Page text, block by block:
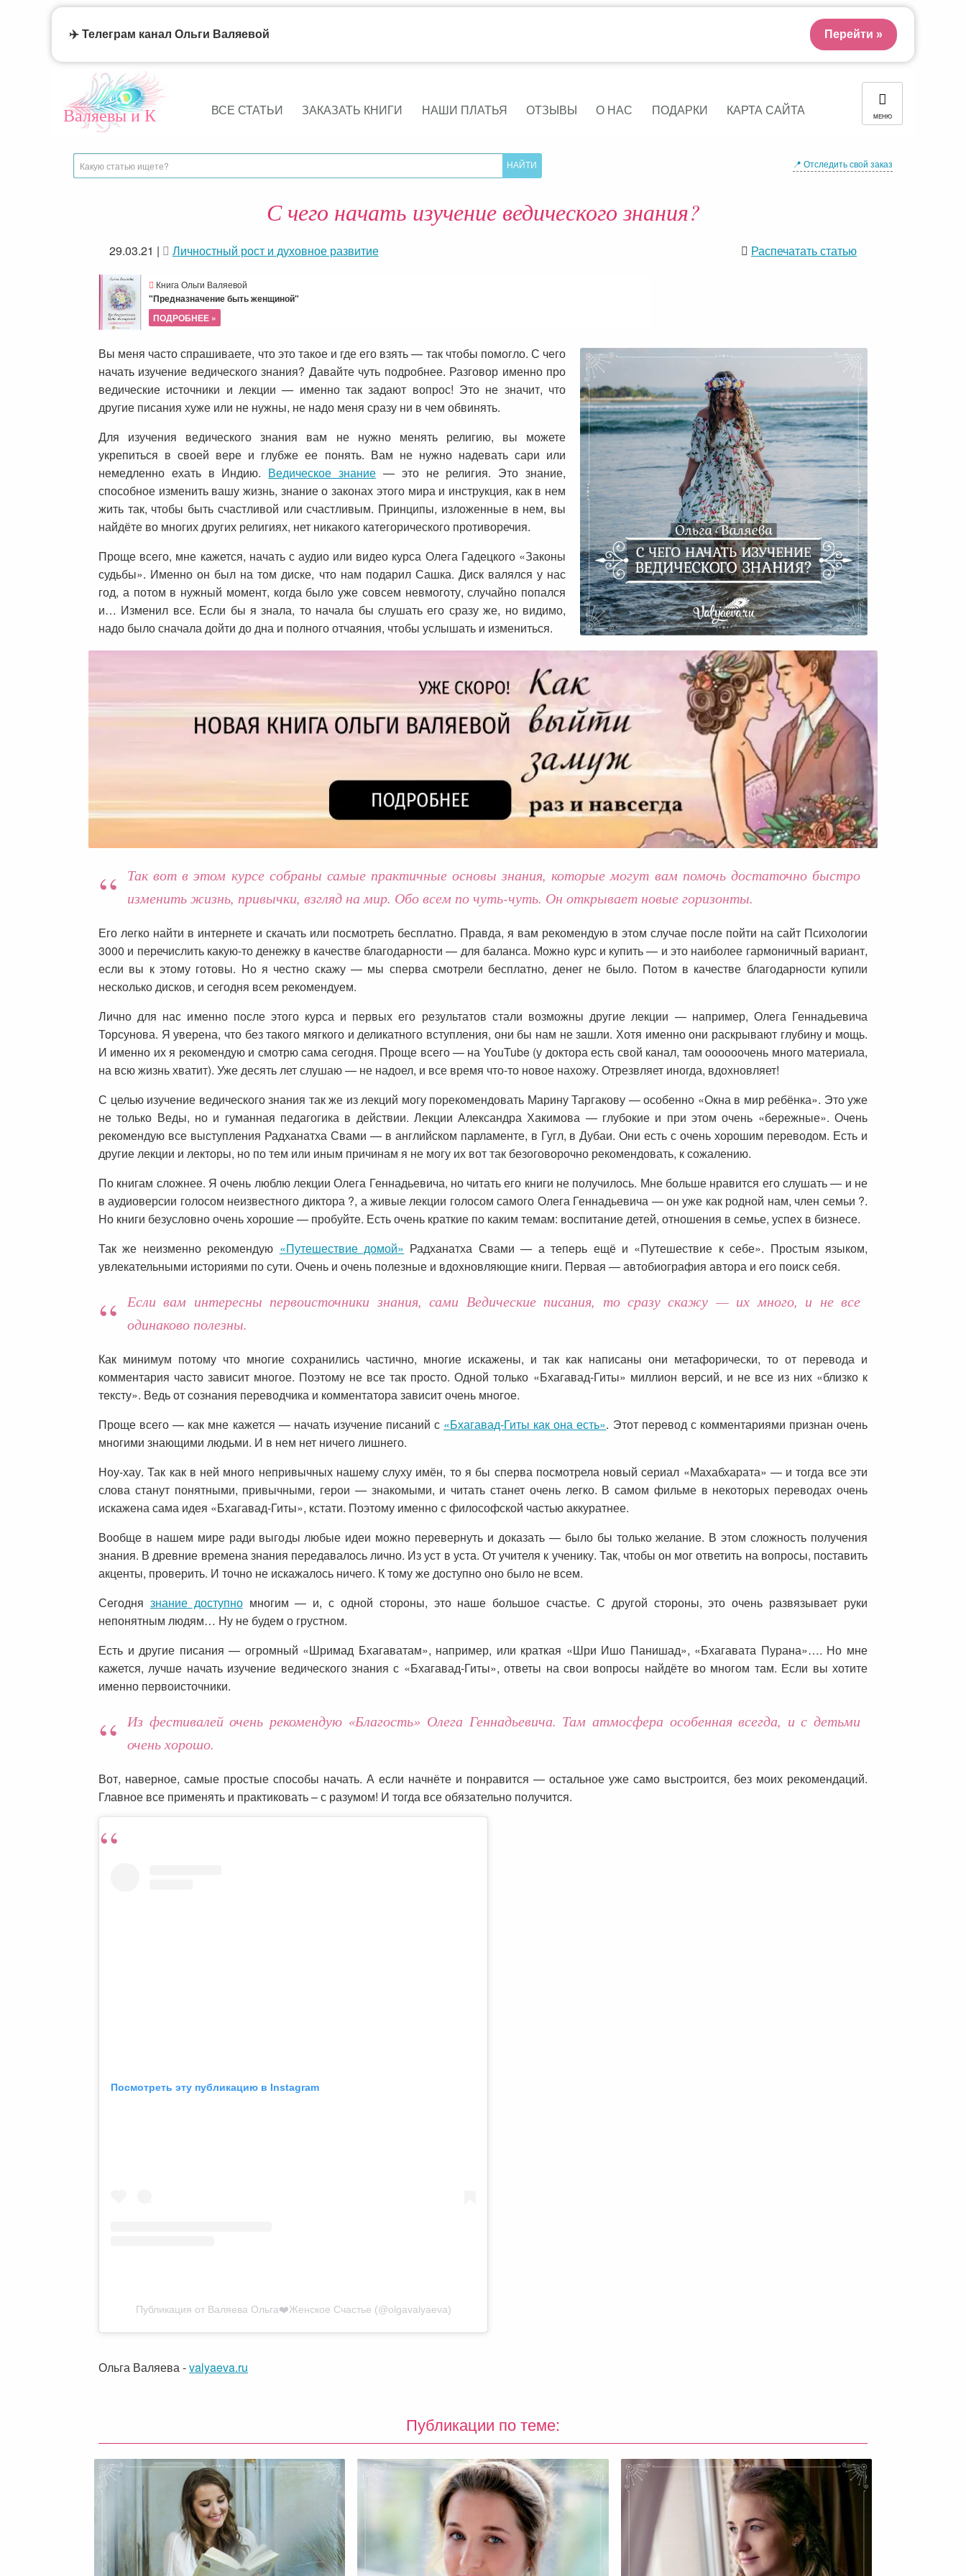
Валяевы и К ВСЕ СТАТЬИ ЗАКАЗАТЬ КНИГИ НАШИ ПЛАТЬЯ ОТЗЫВЫ О НАС ПОДАРКИ КАРТА САЙТА МЕНЮ
📍 Отследить свой заказ
С чего начать изучение ведического знания?
29.03.21 | Личностный рост и духовное развитие Распечатать статью
Книга Ольги Валяевой
"Предназначение быть женщиной"
ПОДРОБНЕЕ »
Вы меня часто спрашиваете, что это такое и где его взять — так чтобы помогло. С чего
начать изучение ведического знания? Давайте чуть подробнее. Разговор именно про
ведические источники и лекции — именно так задают вопрос! Это не значит, что
другие писания хуже или не нужны, не надо меня сразу ни в чем обвинять.
Для изучения ведического знания вам не нужно менять религию, вы можете
укрепиться в своей вере и глубже ее понять. Вам не нужно надевать сари или
немедленно ехать в Индию. Ведическое знание — это не религия. Это знание,
способное изменить вашу жизнь, знание о законах этого мира и инструкция, как в нем
жить так, чтобы быть счастливой или счастливым. Принципы, изложенные в нем, вы
найдёте во многих других религиях, нет никакого категорического противоречия.
Проще всего, мне кажется, начать с аудио или видео курса Олега Гадецкого «Законы
судьбы». Именно он был на том диске, что нам подарил Сашка. Диск валялся у нас
год, а потом в нужный момент, когда было уже совсем невмоготу, случайно попался
и… Изменил все. Если бы я знала, то начала бы слушать его сразу же, но видимо,
надо было сначала дойти до дна и полного отчаяния, чтобы услышать и измениться.
Так вот в этом курсе собраны самые практичные основы знания, которые могут вам помочь достаточно быстро
изменить жизнь, привычки, взгляд на мир. Обо всем по чуть-чуть. Он открывает новые горизонты.
Его легко найти в интернете и скачать или посмотреть бесплатно. Правда, я вам рекомендую в этом случае после пойти на сайт Психологии
3000 и перечислить какую-то денежку в качестве благодарности — для баланса. Можно курс и купить — и это наиболее гармоничный вариант,
если вы к этому готовы. Но я честно скажу — мы сперва смотрели бесплатно, денег не было. Потом в качестве благодарности купили
несколько дисков, и сегодня всем рекомендуем.
Лично для нас именно после этого курса и первых его результатов стали возможны другие лекции — например, Олега Геннадьевича
Торсунова. Я уверена, что без такого мягкого и деликатного вступления, они бы нам не зашли. Хотя именно они раскрывают глубину и мощь.
И именно их я рекомендую и смотрю сама сегодня. Проще всего — на YouTube (у доктора есть свой канал, там оооооочень много материала,
на всю жизнь хватит). Уже десять лет слушаю — не надоел, и все время что-то новое нахожу. Отрезвляет иногда, вдохновляет!
С целью изучение ведического знания так же из лекций могу порекомендовать Марину Таргакову — особенно «Окна в мир ребёнка». Это уже
не только Веды, но и гуманная педагогика в действии. Лекции Александра Хакимова — глубокие и при этом очень «бережные». Очень
рекомендую все выступления Радханатха Свами — в английском парламенте, в Гугл, в Дубаи. Они есть с очень хорошим переводом. Есть и
другие лекции и лекторы, но по тем или иным причинам я не могу их вот так безоговорочно рекомендовать, к сожалению.
По книгам сложнее. Я очень люблю лекции Олега Геннадьевича, но читать его книги не получилось. Мне больше нравится его слушать — и не
в аудиоверсии голосом неизвестного диктора ?, а живые лекции голосом самого Олега Геннадьевича — он уже как родной нам, член семьи ?.
Но книги безусловно очень хорошие — пробуйте. Есть очень краткие по каким темам: воспитание детей, отношения в семье, успех в бизнесе.
Так же неизменно рекомендую «Путешествие домой» Радханатха Свами — а теперь ещё и «Путешествие к себе». Простым языком,
увлекательными историями по сути. Очень и очень полезные и вдохновляющие книги. Первая — автобиография автора и его поиск себя.
Если вам интересны первоисточники знания, сами Ведические писания, то сразу скажу — их много, и не все
одинаково полезны.
Как минимум потому что многие сохранились частично, многие искажены, и так как написаны они метафорически, то от перевода и
комментария часто зависит многое. Поэтому не все так просто. Одной только «Бхагавад-Гиты» миллион версий, и не все из них «близко к
тексту». Ведь от сознания переводчика и комментатора зависит очень многое.
Проще всего — как мне кажется — начать изучение писаний с «Бхагавад-Гиты как она есть». Этот перевод с комментариями признан очень
многими знающими людьми. И в нем нет ничего лишнего.
Ноу-хау. Так как в ней много непривычных нашему слуху имён, то я бы сперва посмотрела новый сериал «Махабхарата» — и тогда все эти
слова станут понятными, привычными, герои — знакомыми, и читать станет очень легко. В самом фильме в некоторых переводах очень
искажена сама идея «Бхагавад-Гиты», кстати. Поэтому именно с философской частью аккуратнее.
Вообще в нашем мире ради выгоды любые идеи можно перевернуть и доказать — было бы только желание. В этом сложность получения
знания. В древние времена знания передавалось лично. Из уст в уста. От учителя к ученику. Так, чтобы он мог ответить на вопросы, поставить
акценты, проверить. И точно не искажалось ничего. К тому же доступно оно было не всем.
Сегодня знание доступномногим — и, с одной стороны, это наше большое счастье. С другой стороны, это очень развязывает руки
непонятным людям… Ну не будем о грустном.
Есть и другие писания — огромный «Шримад Бхагаватам», например, или краткая «Шри Ишо Панишад», «Бхагавата Пурана»…. Но мне
кажется, лучше начать изучение ведического знания с «Бхагавад-Гиты», ответы на свои вопросы найдёте во многом там. Если вы хотите
именно первоисточники.
Из фестивалей очень рекомендую «Благость» Олега Геннадьевича. Там атмосфера особенная всегда, и с детьми
очень хорошо.
Вот, наверное, самые простые способы начать. А если начнёте и понравится — остальное уже само выстроится, без моих рекомендаций.
Главное все применять и практиковать – с разумом! И тогда все обязательно получится.
Посмотреть эту публикацию в Instagram
Публикация от Валяева Ольга❤️Женское Счастье (@olgavalyaeva)
Ольга Валяева-valyaeva.ru
Публикации по теме:
✈️ Телеграм канал Ольги Валяевой Перейти »